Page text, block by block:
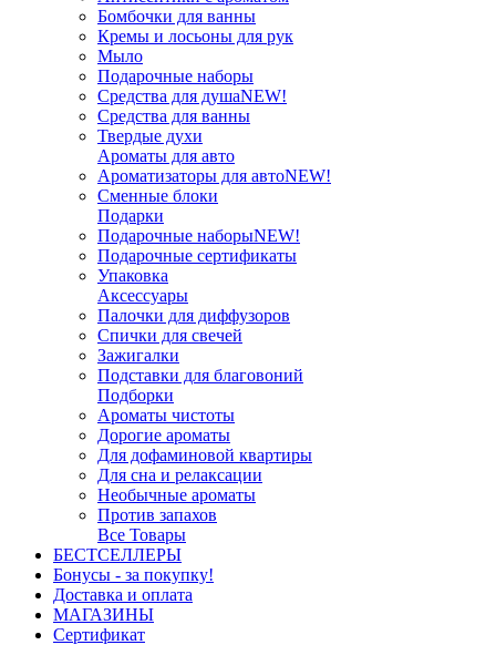
Бомбочки для ванны
Кремы и лосьоны для рук
Мыло
Подарочные наборы
Средства для душаNEW!
Средства для ванны
Твердые духи
Ароматы для авто
Ароматизаторы для автоNEW!
Сменные блоки
Подарки
Подарочные наборыNEW!
Подарочные сертификаты
Упаковка
Аксессуары
Палочки для диффузоров
Спички для свечей
Зажигалки
Подставки для благовоний
Подборки
Ароматы чистоты
Дорогие ароматы
Для дофаминовой квартиры
Для сна и релаксации
Необычные ароматы
Против запахов
Все Товары
БЕСТСЕЛЛЕРЫ
Бонусы - за покупку!
Доставка и оплата
МАГАЗИНЫ
Cертификат